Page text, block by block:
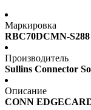
Маркировка
RBC70DCMN-S288
Производитель
Sullins Connector
Описание
CONN